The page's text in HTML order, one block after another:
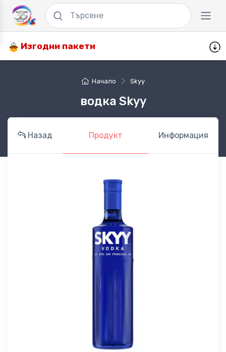
Изгодни пакети
Начало Skyy
водка Skyy
Назад Продукт Информация